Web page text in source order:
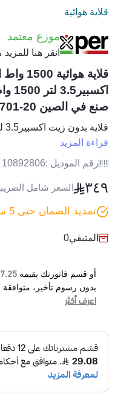
قلاية هوائية
موزع معتمد
انقر هنا
قلاية
صنع في الصين XPAF-701-20
قلاية بدون زيت اكسبير3.5 لتر 1500 واط استيل
قراءة المزيد
رقم الموديل :10892806
٣٤٩ السعر شامل
تمديد الضمان حتى 5 سنوات
المتبقي0
أو قسم فاتورتك بقيمة 87.25
بدون رسوم تأخير، متوافقة
اعرف أكثر